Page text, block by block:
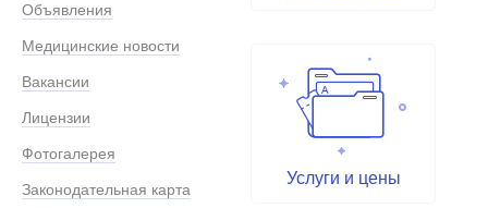
Объявления
Медицинские новости
Вакансии
Лицензии
Фотогалерея
Законодательная карта
Услуги и цены